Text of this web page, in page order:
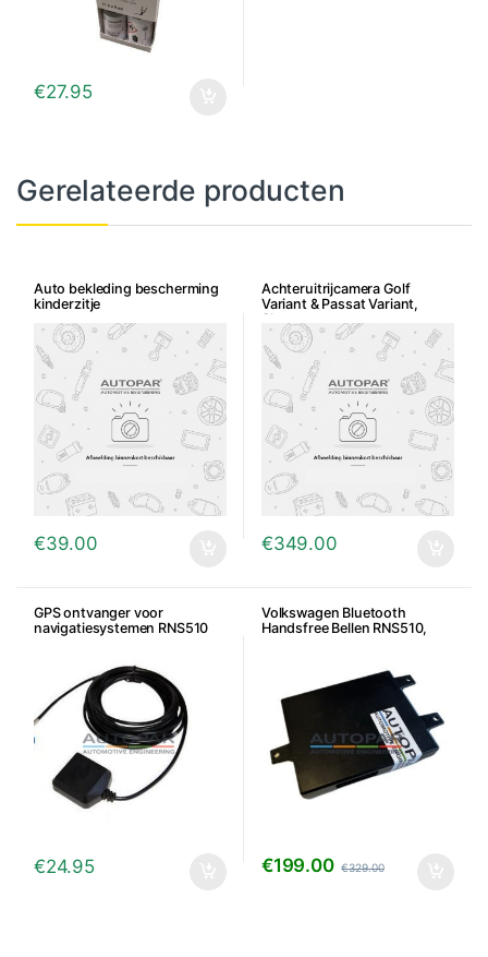
€27.95
Gerelateerde producten
Auto bekleding bescherming
kinderzitje
€39.00
Achteruitrijcamera Golf
Variant & Passat Variant,
Sharan
€349.00
GPS ontvanger voor
navigatiesystemen RNS510
€24.95
Volkswagen Bluetooth
Handsfree Bellen RNS510,
€199.00 €329.00